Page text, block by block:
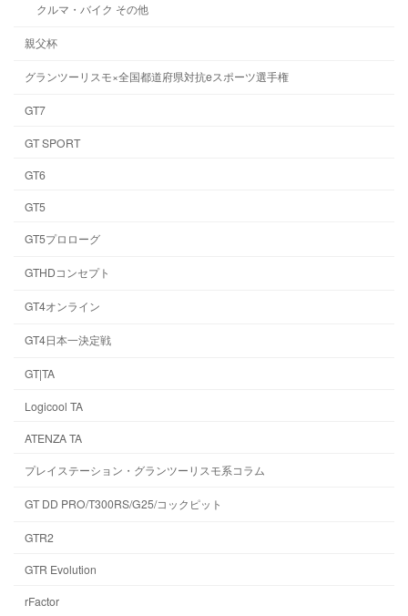
クルマ・バイク その他
親父杯
グランツーリスモ×全国都道府県対抗eスポーツ選手権
GT7
GT SPORT
GT6
GT5
GT5プロローグ
GTHDコンセプト
GT4オンライン
GT4日本一決定戦
GT|TA
Logicool TA
ATENZA TA
プレイステーション・グランツーリスモ系コラム
GT DD PRO/T300RS/G25/コックピット
GTR2
GTR Evolution
rFactor